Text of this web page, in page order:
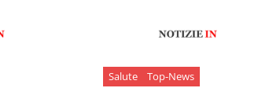
Salute Top-News